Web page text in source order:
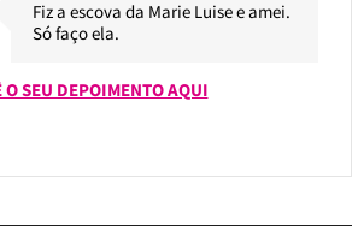
Fiz a escova da Marie Luise e amei.
Só faço ela.
O SEU DEPOIMENTO AQUI